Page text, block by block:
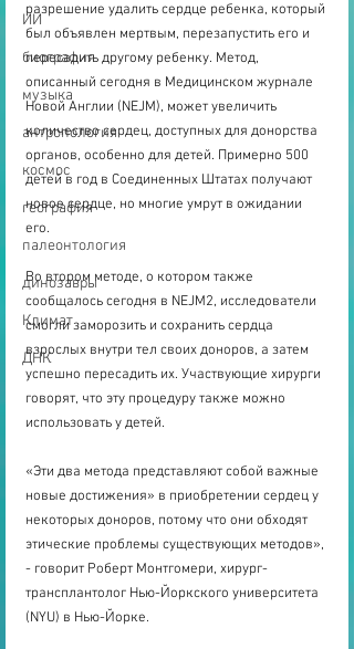
ИИ
биография
музыка
антропология
космос
география
палеонтология
динозавры
Климат
ДНК
разрешение удалить сердце ребенка, который
был объявлен мертвым, перезапустить его и
пересадить другому ребенку. Метод,
описанный сегодня в Медицинском журнале
Новой Англии (NEJM), может увеличить
количество сердец, доступных для донорства
органов, особенно для детей. Примерно 500
детей в год в Соединенных Штатах получают
новое сердце, но многие умрут в ожидании
его.
Во втором методе, о котором также
сообщалось сегодня в NEJM2, исследователи
смогли заморозить и сохранить сердца
взрослых внутри тел своих доноров, а затем
успешно пересадить их. Участвующие хирурги
говорят, что эту процедуру также можно
использовать у детей.
«Эти два метода представляют собой важные
новые достижения» в приобретении сердец у
некоторых доноров, потому что они обходят
этические проблемы существующих методов»,
- говорит Роберт Монтгомери, хирург-
трансплантолог Нью-Йоркского университета
(NYU) в Нью-Йорке.